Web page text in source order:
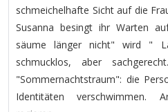
schmeichelhafte Sicht auf die
Susanna besingt ihr Warten
säume länger nicht" wird "
schmucklos, aber
"Sommernachtstraum": die
Identitäten verschwimmen.